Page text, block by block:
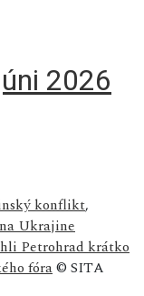
2026
konflikt,
Ukrajine
Petrohrad krátko
fóra© SITA